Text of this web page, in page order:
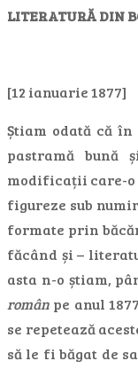
LITERATURĂ DIN
[12 ianuarie 1877]
Știam odată că
pastramă bună
modificații care-o
figureze sub
formate prin
făcând și –
asta n-o știam,
român pe anul
se repetează
să le fi băgat de